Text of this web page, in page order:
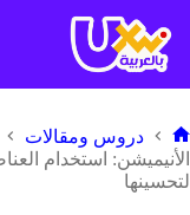
إلى
المحتوى
الرئيسية
دروس ومقالات
الأنيميشن: استخدام
لتحسينها